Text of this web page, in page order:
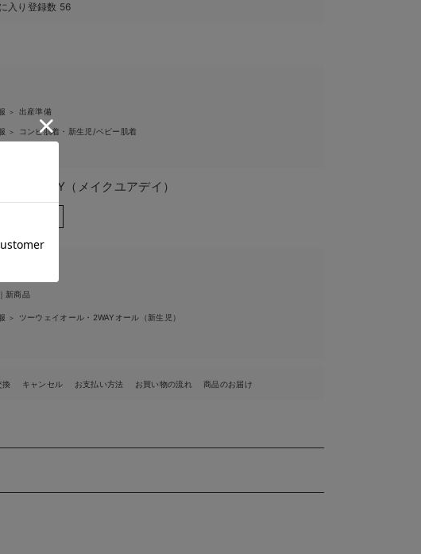
入り登録数 56
＞ 出産準備
＞ コンビ肌着・新生児/ベビー肌着
YOUR DAY（メイクユアデイ）
新商品
＞ ツーウェイオール・2WAYオール（新生児）
換 キャンセル お支払い方法 お買い物の流れ 商品のお届け